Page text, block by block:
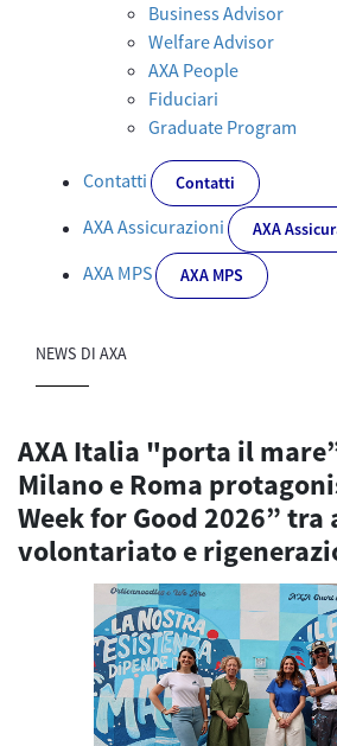
Business Advisor
Welfare Advisor
AXA People
Fiduciari
Graduate Program
Contatti Contatti
AXA Assicurazioni AXA
AXA MPS AXA MPS
NEWS DI AXA
AXA Italia "porta il
Milano e Roma
Week for Good 2026” tra
volontariato e